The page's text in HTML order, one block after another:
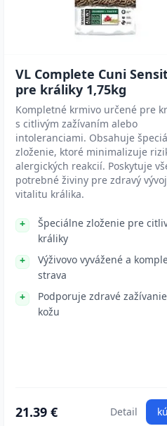
VL Complete Cuni
pre králiky 1,75kg
Kompletné krmivo určené pre
s citlivým zažívaním alebo
intoleranciami. Obsahuje
zloženie, ktoré minimalizuje
alergických reakcií. Poskytuje
potrebné živiny pre zdravý
vitalitu králika.
Špeciálne zloženie pre
králiky
Výživovo vyvážené a
strava
Podporuje zdravé
kožu
21.39 € Detail